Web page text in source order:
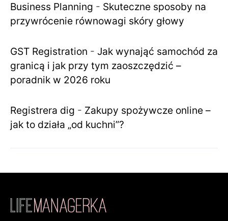
Business Planning - Skuteczne sposoby na
przywrócenie równowagi skóry głowy
GST Registration - Jak wynająć samochód za
granicą i jak przy tym zaoszczędzić –
poradnik w 2026 roku
Registrera dig - Zakupy spożywcze online –
jak to działa „od kuchni”?